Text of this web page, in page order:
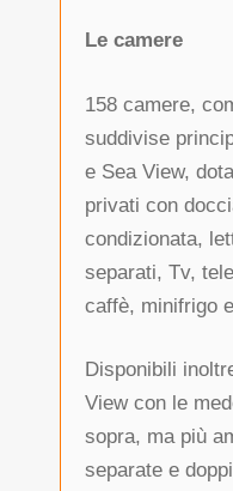
Le camere
158 camere,
suddivise
e Sea View,
privati con
condizionata,
separati, Tv,
caffè, minifrigo
Disponibili
View con le
sopra, ma più
separate e